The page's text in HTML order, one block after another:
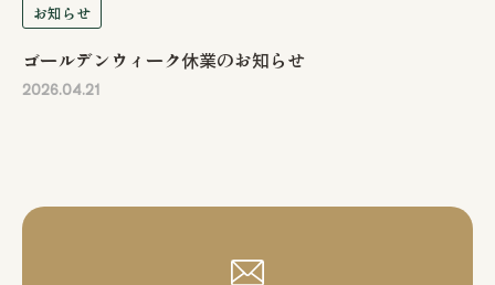
お知らせ
ゴールデンウィーク休業のお知らせ
2026.04.21